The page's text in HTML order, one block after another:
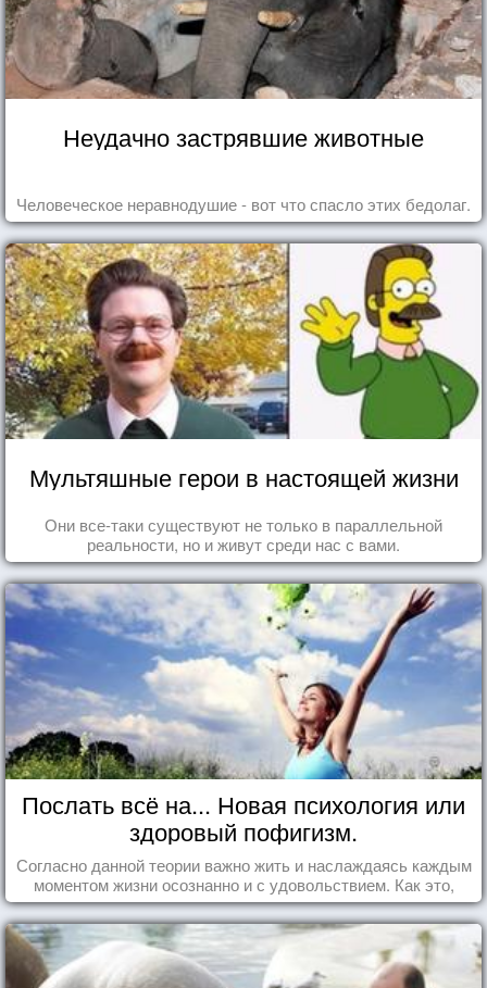
Неудачно застрявшие животные
Человеческое неравнодушие - вот что спасло этих бедолаг.
Мультяшные герои в настоящей жизни
Они все-таки существуют не только в параллельной
реальности, но и живут среди нас с вами.
Послать всё на... Новая психология или
здоровый пофигизм.
Согласно данной теории важно жить и наслаждаясь каждым
моментом жизни осознанно и с удовольствием. Как это,
попробуем разобраться на реальных примерах.